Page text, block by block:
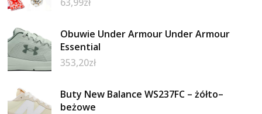
Obuwie Under Armour Under Armour
Essential
353,20zł
Buty New Balance WS237FC – żółto–
beżowe